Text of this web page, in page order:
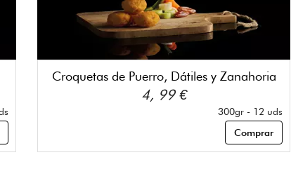
Croquetas de Puerro, Dátiles y Zanahoria
4, 99 €
300gr - 12 uds
Comprar